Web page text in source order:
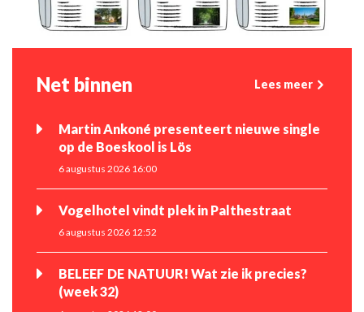
Net binnen Lees meer
Martin Ankoné presenteert nieuwe single
op de Boeskool is Lös
6 augustus 2026 16:00
Vogelhotel vindt plek in Palthestraat
6 augustus 2026 12:52
BELEEF DE NATUUR! Wat zie ik precies?
(week 32)